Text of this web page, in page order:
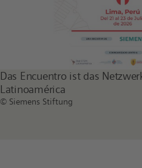
Das Encuentro ist das
Latinoamérica
© Siemens Stiftung